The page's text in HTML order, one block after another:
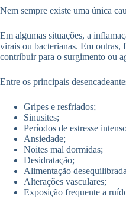
Nem sempre existe uma única
Em algumas situações, a
virais ou bacterianas. Em outras,
contribuir para o surgimento ou
Entre os principais
Gripes e resfriados;
Sinusites;
Períodos de estresse
Ansiedade;
Noites mal dormidas;
Desidratação;
Alimentação
Alterações vasculares;
Exposição frequente a